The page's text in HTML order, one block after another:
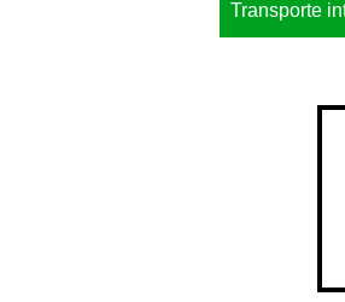
Transporte